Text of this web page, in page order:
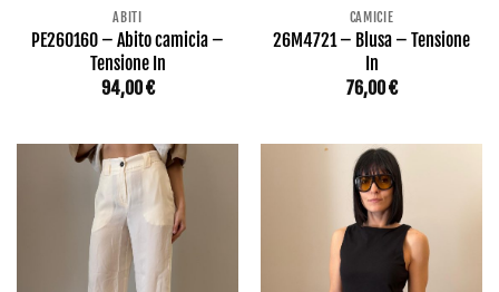
ABITI
PE260160 – Abito camicia –
Tensione In
94,00€
CAMICIE
26M4721 – Blusa – Tensione
In
76,00€